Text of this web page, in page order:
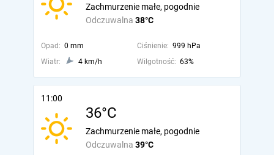
Odczuwalna 38°C
Zachmurzenie małe, pogodnie
Opad: 0 mm Ciśnienie: 999 hPa
Wiatr:
4 km/h Wilgotność: 63%
11:00
36°C
Odczuwalna 39°C
Zachmurzenie małe, pogodnie